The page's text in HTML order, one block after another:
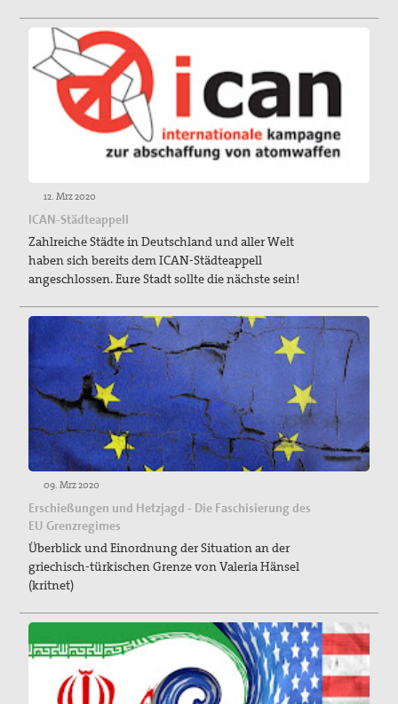
12. Mrz 2020
ICAN-Städteappell
Zahlreiche Städte in Deutschland und aller Welt
haben sich bereits dem ICAN-Städteappell
angeschlossen. Eure Stadt sollte die nächste sein!
09. Mrz 2020
Erschießungen und Hetzjagd - Die Faschisierung des
EU Grenzregimes
Überblick und Einordnung der Situation an der
griechisch-türkischen Grenze von Valeria Hänsel
(kritnet)